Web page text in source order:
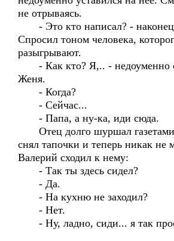
не отрываясь.
- Это кто написал? - наконец
Спросил тоном человека,
разыгрывают.
- Как кто? Я,.. - недоуменно
Женя.
- Когда?
- Сейчас...
- Папа, а ну-ка, иди сюда.
Отец долго шуршал
снял тапочки и теперь никак не
Валерий сходил к нему:
- Так ты здесь сидел?
- Да.
- На кухню не заходил?
- Нет.
- Ну, ладно, сиди... я так